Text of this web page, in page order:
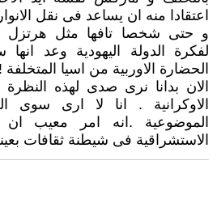
اعتقادا منه ان يساعد فى نقل الانوار
و حتى شخصا تافها مثل
لفكرة الدولة اليهودية وعد
الحضارة الاوربية من اسيا المتخلفة !
الان بدانا نرى صدى لهذه
الاوكرانية . انا لا ارى سوى
الموضوعية .انه امر معيب
الاستشراقية فى شيطنة ثقافات